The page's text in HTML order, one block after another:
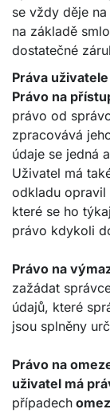
se vždy děje
na základě
dostatečné
Práva uživatele
Právo na
právo od
zpracovává
údaje se jedná
Uživatel má
odkladu opravil
které se ho
právo kdykoli
Právo na
zažádat
údajů, které
jsou splněny
Právo na
uživatel má
případech